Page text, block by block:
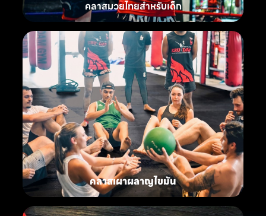
คลาสมวยไทยสำหรับเด็ก
คลาสเผาผลาญไขมัน